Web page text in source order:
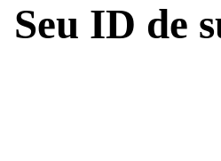
Seu ID de